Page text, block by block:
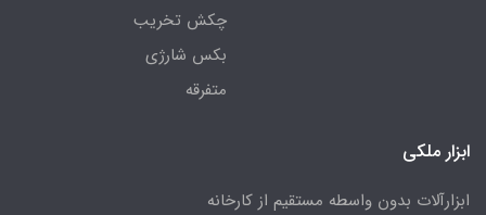
چکش تخریب
بکس شارژی
متفرقه
ابزار ملکی
ابزارآلات بدون واسطه مستقیم از کارخانه